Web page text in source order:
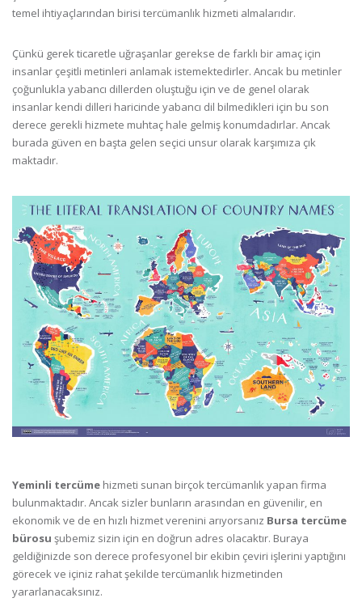
temel ihtiyaçlarından birisi tercümanlık hizmeti almalarıdır.
Çünkü gerek ticaretle uğraşanlar gerekse de farklı bir amaç için
insanlar çeşitli metinleri anlamak istemektedirler. Ancak bu metinler
çoğunlukla yabancı dillerden oluştuğu için ve de genel olarak
insanlar kendi dilleri haricinde yabancı dil bilmedikleri için bu son
derece gerekli hizmete muhtaç hale gelmiş konumdadırlar. Ancak
burada güven en başta gelen seçici unsur olarak karşımıza çık
maktadır.
Yeminli tercüme hizmeti sunan birçok tercümanlık yapan firma
bulunmaktadır. Ancak sizler bunların arasından en güvenilir, en
ekonomik ve de en hızlı hizmet verenini arıyorsanız Bursa tercüme
bürosu şubemiz sizin için en doğrun adres olacaktır. Buraya
geldiğinizde son derece profesyonel bir ekibin çeviri işlerini yaptığını
görecek ve içiniz rahat şekilde tercümanlık hizmetinden
yararlanacaksınız.